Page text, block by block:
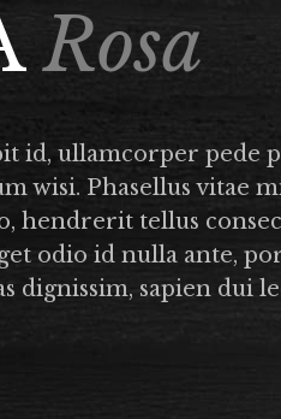
Rosa
id, ullamcorper pede
wisi. Phasellus vitae
hendrerit tellus
odio id nulla ante,
dignissim, sapien dui